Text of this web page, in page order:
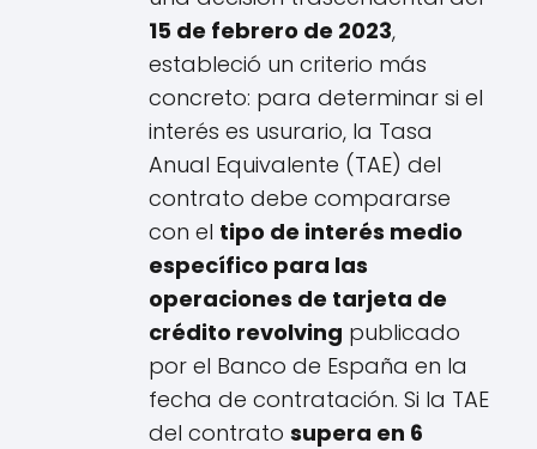
15 de febrero de 2023,
estableció un criterio más
concreto: para determinar si el
interés es usurario, la Tasa
Anual Equivalente (TAE) del
contrato debe compararse
con el tipo de interés medio
específico para las
operaciones de tarjeta de
crédito revolving publicado
por el Banco de España en la
fecha de contratación. Si la TAE
del contrato supera en 6